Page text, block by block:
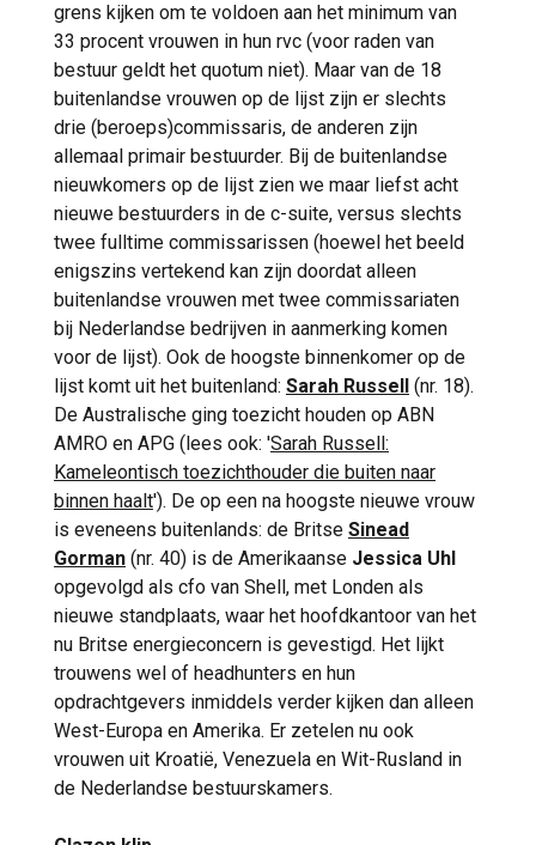
grens kijken om te voldoen aan het minimum van
33 procent vrouwen in hun rvc (voor raden van
bestuur geldt het quotum niet). Maar van de 18
buitenlandse vrouwen op de lijst zijn er slechts
drie (beroeps)commissaris, de anderen zijn
allemaal primair bestuurder. Bij de buitenlandse
nieuwkomers op de lijst zien we maar liefst acht
nieuwe bestuurders in de c-suite, versus slechts
twee fulltime commissarissen (hoewel het beeld
enigszins vertekend kan zijn doordat alleen
buitenlandse vrouwen met twee commissariaten
bij Nederlandse bedrijven in aanmerking komen
voor de lijst). Ook de hoogste binnenkomer op de
lijst komt uit het buitenland: Sarah Russell
(nr. 18).
De Australische ging toezicht houden op ABN
AMRO en APG (lees ook: 'Sarah Russell:
Kameleontisch toezichthouder die buiten naar
binnen haalt'). De op een na hoogste nieuwe vrouw
is eveneens buitenlands: de Britse Sinead
Gorman (nr. 40) is de Amerikaanse Jessica Uhl
opgevolgd als cfo van Shell, met Londen als
nieuwe standplaats, waar het hoofdkantoor van het
nu Britse energieconcern is gevestigd. Het lijkt
trouwens wel of headhunters en hun
opdrachtgevers inmiddels verder kijken dan alleen
West-Europa en Amerika. Er zetelen nu ook
vrouwen uit Kroatië, Venezuela en Wit-Rusland in
de Nederlandse bestuurskamers.